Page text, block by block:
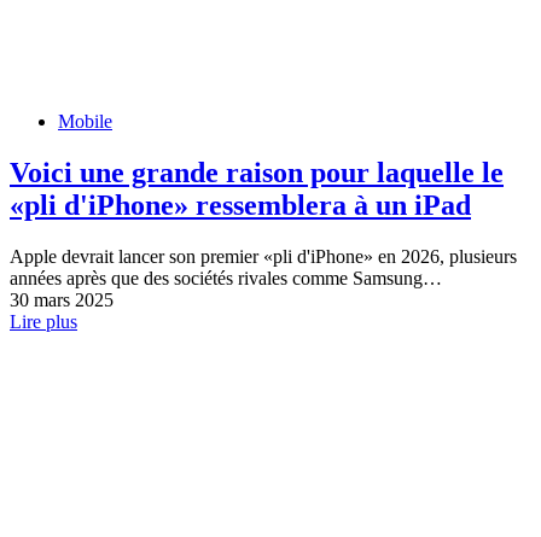
Mobile
Voici une grande raison pour laquelle le
«pli d'iPhone» ressemblera à un iPad
Apple devrait lancer son premier «pli d'iPhone» en 2026, plusieurs
années après que des sociétés rivales comme Samsung…
30 mars 2025
Lire plus